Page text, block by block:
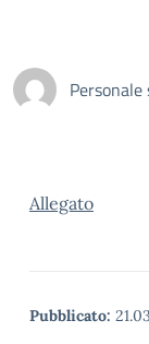
Allegato
Pubblicato: